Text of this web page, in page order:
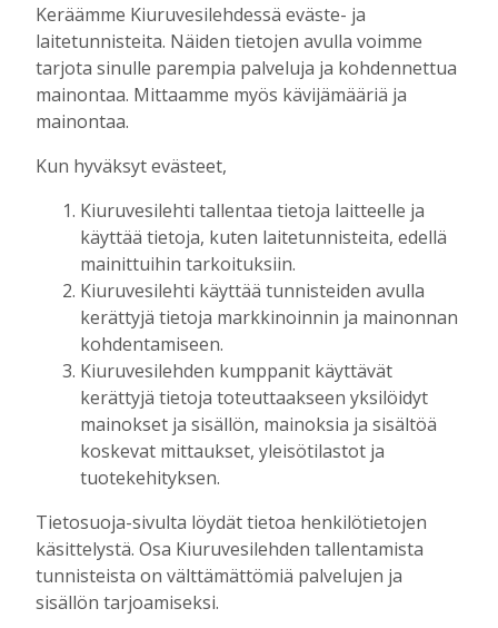
Viimeiset 20 vuotta Kukkonen on keikkaillut
iisalmelaisen Tapani Heinosen kanssa ja välillä
keikoilla on ollut mukana suurempikin bändi.
Heinonen soittaa haitaria ja koskettimia.
Kiuruvedellä he esiintyivät viimeksi huhtikuussa
Kalliokylän Jukolan tansseissa.
keikkoja myös häistä hautajaisiin. Seuraavan
kerran esiinnymme Pielaveden Saarelassa 31.
heinäkuuta. Laila ja Olavi -laulukilpailun voiton
myötä pidin kaksi konserttiakin.
Kukkonen toivookin, että myös SenioriMestarit
pääsevät esiintymään yhteiskonsertissa.
mainos alkaa
Keräämme Kiuruvesilehdessä eväste- ja
laitetunnisteita. Näiden tietojen avulla voimme
tarjota sinulle parempia palveluja ja kohdennettua
mainontaa. Mittaamme myös kävijämääriä ja
mainontaa.
Kun hyväksyt evästeet,
Kiuruvesilehti tallentaa tietoja laitteelle ja
käyttää tietoja, kuten laitetunnisteita, edellä
mainittuihin tarkoituksiin.
Kiuruvesilehti käyttää tunnisteiden avulla
kerättyjä tietoja markkinoinnin ja mainonnan
kohdentamiseen.
Kiuruvesilehden kumppanit käyttävät
kerättyjä tietoja toteuttaakseen yksilöidyt
mainokset ja sisällön, mainoksia ja sisältöä
koskevat mittaukset, yleisötilastot ja
tuotekehityksen.
Tietosuoja-sivulta löydät tietoa henkilötietojen
käsittelystä. Osa Kiuruvesilehden tallentamista
tunnisteista on välttämättömiä palvelujen ja
sisällön tarjoamiseksi.